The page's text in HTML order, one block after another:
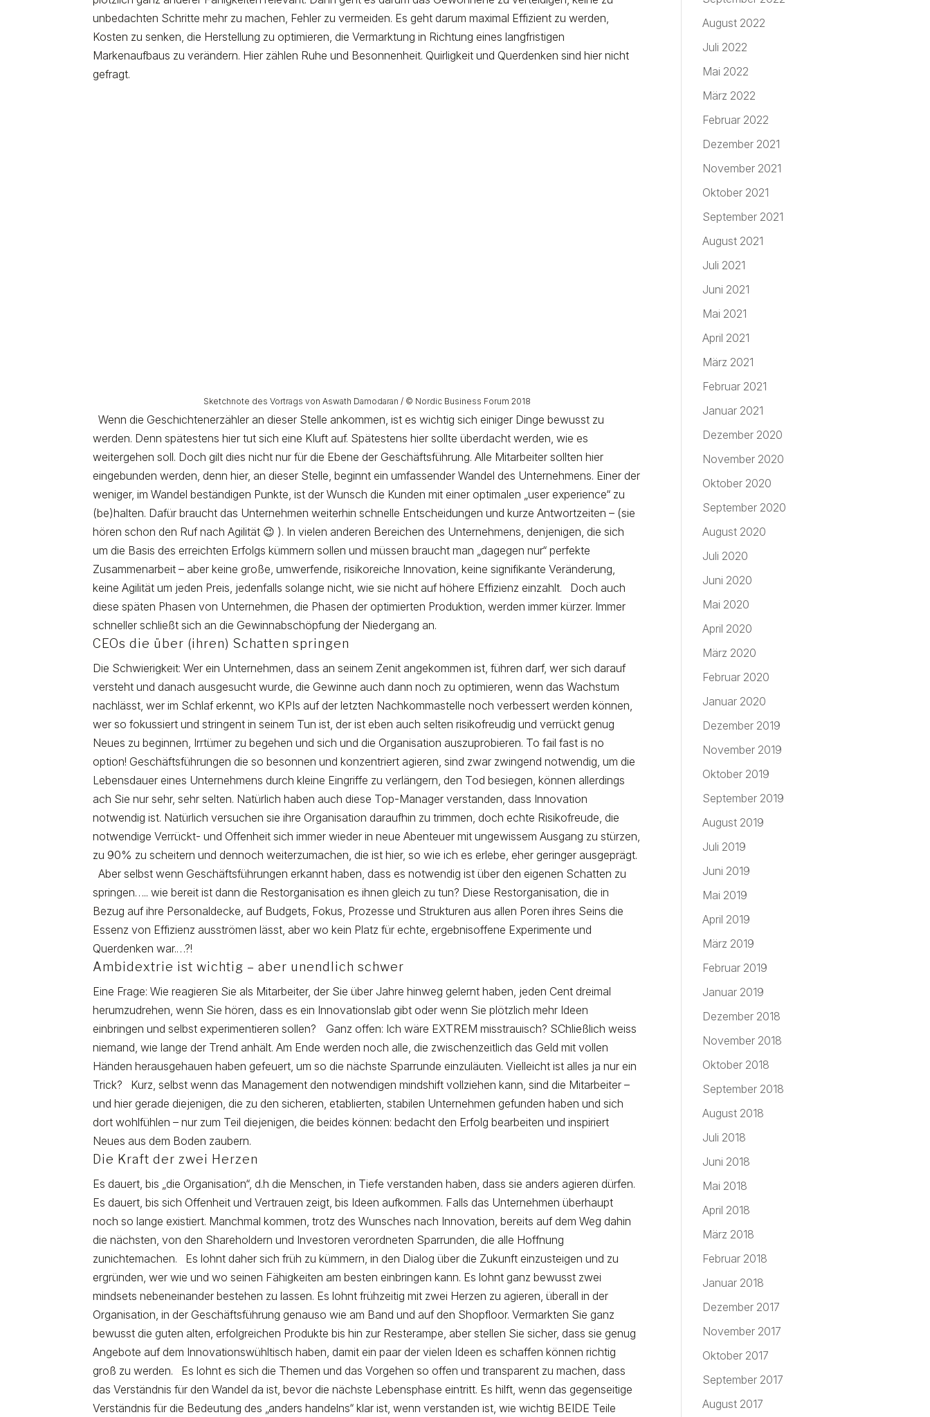
unbedachten Schritte mehr zu machen, Fehler zu vermeiden. Es geht darum maximal Effizient zu werden,
Kosten zu senken, die Herstellung zu optimieren, die Vermarktung in Richtung eines langfristigen
Markenaufbaus zu verändern. Hier zählen Ruhe und Besonnenheit. Quirligkeit und Querdenken sind hier nicht
gefragt.
Sketchnote des Vortrags von Aswath Damodaran / © Nordic Business Forum 2018
Wenn die Geschichtenerzähler an dieser Stelle ankommen, ist es wichtig sich einiger Dinge bewusst zu
werden. Denn spätestens hier tut sich eine Kluft auf. Spätestens hier sollte überdacht werden, wie es
weitergehen soll. Doch gilt dies nicht nur für die Ebene der Geschäftsführung. Alle Mitarbeiter sollten hier
eingebunden werden, denn hier, an dieser Stelle, beginnt ein umfassender Wandel des Unternehmens. Einer der
weniger, im Wandel beständigen Punkte, ist der Wunsch die Kunden mit einer optimalen „user experience“ zu
(be)halten. Dafür braucht das Unternehmen weiterhin schnelle Entscheidungen und kurze Antwortzeiten – (sie
hören schon den Ruf nach Agilität 😉 ). In vielen anderen Bereichen des Unternehmens, denjenigen, die sich
um die Basis des erreichten Erfolgs kümmern sollen und müssen braucht man „dagegen nur“ perfekte
Zusammenarbeit – aber keine große, umwerfende, risikoreiche Innovation, keine signifikante Veränderung,
keine Agilität um jeden Preis, jedenfalls solange nicht, wie sie nicht auf höhere Effizienz einzahlt. Doch auch
diese späten Phasen von Unternehmen, die Phasen der optimierten Produktion, werden immer kürzer. Immer
schneller schließt sich an die Gewinnabschöpfung der Niedergang an.
CEOs die über (ihren) Schatten springen
Die Schwierigkeit: Wer ein Unternehmen, dass an seinem Zenit angekommen ist, führen darf, wer sich darauf
versteht und danach ausgesucht wurde, die Gewinne auch dann noch zu optimieren, wenn das Wachstum
nachlässt, wer im Schlaf erkennt, wo KPIs auf der letzten Nachkommastelle noch verbessert werden können,
wer so fokussiert und stringent in seinem Tun ist, der ist eben auch selten risikofreudig und verrückt genug
Neues zu beginnen, Irrtümer zu begehen und sich und die Organisation auszuprobieren. To fail fast is no
option! Geschäftsführungen die so besonnen und konzentriert agieren, sind zwar zwingend notwendig, um die
Lebensdauer eines Unternehmens durch kleine Eingriffe zu verlängern, den Tod besiegen, können allerdings
ach Sie nur sehr, sehr selten. Natürlich haben auch diese Top-Manager verstanden, dass Innovation
notwendig ist. Natürlich versuchen sie ihre Organisation daraufhin zu trimmen, doch echte Risikofreude, die
notwendige Verrückt- und Offenheit sich immer wieder in neue Abenteuer mit ungewissem Ausgang zu stürzen,
zu 90% zu scheitern und dennoch weiterzumachen, die ist hier, so wie ich es erlebe, eher geringer ausgeprägt.
Aber selbst wenn Geschäftsführungen erkannt haben, dass es notwendig ist über den eigenen Schatten zu
springen….. wie bereit ist dann die Restorganisation es ihnen gleich zu tun? Diese Restorganisation, die in
Bezug auf ihre Personaldecke, auf Budgets, Fokus, Prozesse und Strukturen aus allen Poren ihres Seins die
Essenz von Effizienz ausströmen lässt, aber wo kein Platz für echte, ergebnisoffene Experimente und
Querdenken war.…?!
Ambidextrie ist wichtig – aber unendlich schwer
Eine Frage: Wie reagieren Sie als Mitarbeiter, der Sie über Jahre hinweg gelernt haben, jeden Cent dreimal
herumzudrehen, wenn Sie hören, dass es ein Innovationslab gibt oder wenn Sie plötzlich mehr Ideen
einbringen und selbst experimentieren sollen? Ganz offen: Ich wäre EXTREM misstrauisch? SChließlich weiss
niemand, wie lange der Trend anhält. Am Ende werden noch alle, die zwischenzeitlich das Geld mit vollen
Händen herausgehauen haben gefeuert, um so die nächste Sparrunde einzuläuten. Vielleicht ist alles ja nur ein
Trick? Kurz, selbst wenn das Management den notwendigen mindshift vollziehen kann, sind die Mitarbeiter –
und hier gerade diejenigen, die zu den sicheren, etablierten, stabilen Unternehmen gefunden haben und sich
dort wohlfühlen – nur zum Teil diejenigen, die beides können: bedacht den Erfolg bearbeiten und inspiriert
Neues aus dem Boden zaubern.
Die Kraft der zwei Herzen
Es dauert, bis „die Organisation“, d.h die Menschen, in Tiefe verstanden haben, dass sie anders agieren dürfen.
Es dauert, bis sich Offenheit und Vertrauen zeigt, bis Ideen aufkommen. Falls das Unternehmen überhaupt
noch so lange existiert. Manchmal kommen, trotz des Wunsches nach Innovation, bereits auf dem Weg dahin
die nächsten, von den Shareholdern und Investoren verordneten Sparrunden, die alle Hoffnung
zunichtemachen. Es lohnt daher sich früh zu kümmern, in den Dialog über die Zukunft einzusteigen und zu
ergründen, wer wie und wo seinen Fähigkeiten am besten einbringen kann. Es lohnt ganz bewusst zwei
mindsets nebeneinander bestehen zu lassen. Es lohnt frühzeitig mit zwei Herzen zu agieren, überall in der
Organisation, in der Geschäftsführung genauso wie am Band und auf den Shopfloor. Vermarkten Sie ganz
bewusst die guten alten, erfolgreichen Produkte bis hin zur Resterampe, aber stellen Sie sicher, dass sie genug
Angebote auf dem Innovationswühltisch haben, damit ein paar der vielen Ideen es schaffen können richtig
groß zu werden. Es lohnt es sich die Themen und das Vorgehen so offen und transparent zu machen, dass
das Verständnis für den Wandel da ist, bevor die nächste Lebensphase eintritt. Es hilft, wenn das gegenseitige
Verständnis für die Bedeutung des „anders handelns“ klar ist, wenn verstanden ist, wie wichtig BEIDE Teile
August 2022
Juli 2022
Mai 2022
März 2022
Februar 2022
Dezember 2021
November 2021
Oktober 2021
September 2021
August 2021
Juli 2021
Juni 2021
Mai 2021
April 2021
März 2021
Februar 2021
Januar 2021
Dezember 2020
November 2020
Oktober 2020
September 2020
August 2020
Juli 2020
Juni 2020
Mai 2020
April 2020
März 2020
Februar 2020
Januar 2020
Dezember 2019
November 2019
Oktober 2019
September 2019
August 2019
Juli 2019
Juni 2019
Mai 2019
April 2019
März 2019
Februar 2019
Januar 2019
Dezember 2018
November 2018
Oktober 2018
September 2018
August 2018
Juli 2018
Juni 2018
Mai 2018
April 2018
März 2018
Februar 2018
Januar 2018
Dezember 2017
November 2017
Oktober 2017
September 2017
August 2017